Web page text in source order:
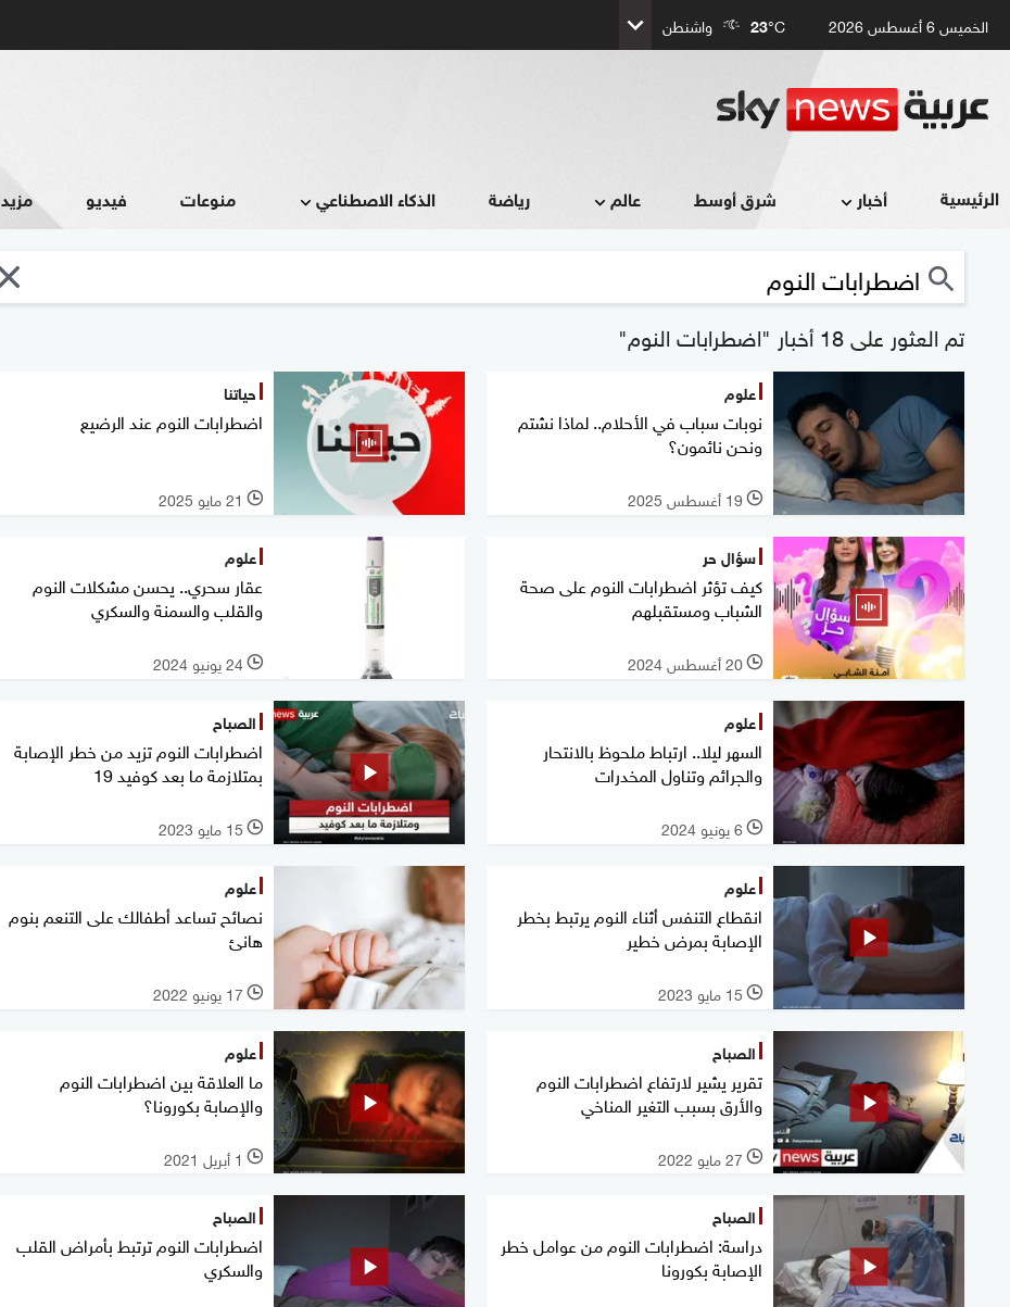
الخميس 6 أغسطس 2026 23°C واشنطن
الرئيسية أخبار شرق أوسط عالم رياضة الذكاء الاصطناعي منوعات فيديو مزيد
تم العثور على 18 أخبار "اضطرابات النوم"
علوم
نوبات سباب في الأحلام.. لماذا نشتم
ونحن نائمون؟
l 19 أغسطس 2025
حياتنا
اضطرابات النوم عند الرضيع
l 21 مايو 2025
سؤال حر
كيف تؤثر اضطرابات النوم على صحة
الشباب ومستقبلهم
l 20 أغسطس 2024
علوم
عقار سحري.. يحسن مشكلات النوم
والقلب والسمنة والسكري
l 24 يونيو 2024
علوم
السهر ليلا.. ارتباط ملحوظ بالانتحار
والجرائم وتناول المخدرات
l 6 يونيو 2024
الصباح
اضطرابات النوم تزيد من خطر الإصابة
بمتلازمة ما بعد كوفيد 19
l 15 مايو 2023
علوم
انقطاع التنفس أثناء النوم يرتبط بخطر
الإصابة بمرض خطير
l 15 مايو 2023
علوم
نصائح تساعد أطفالك على التنعم بنوم
هانئ
l 17 يونيو 2022
الصباح
تقرير يشير لارتفاع اضطرابات النوم
والأرق بسبب التغير المناخي
l 27 مايو 2022
علوم
ما العلاقة بين اضطرابات النوم
والإصابة بكورونا؟
l 1 أبريل 2021
الصباح
دراسة: اضطرابات النوم من عوامل خطر
الإصابة بكورونا
الصباح
اضطرابات النوم ترتبط بأمراض القلب
والسكري